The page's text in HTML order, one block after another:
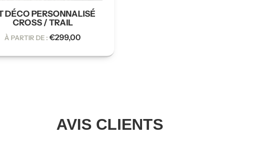
DÉCO PERSONNALISÉ
CROSS / TRAIL
À PARTIR DE :€299,00
AVIS CLIENTS